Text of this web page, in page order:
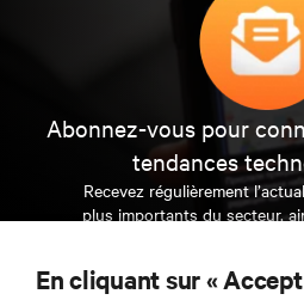
Abonnez-vous pour
tendances
Recevez régulièrement
plus importants du secteur,
et des infrastructures
En cliquant sur «